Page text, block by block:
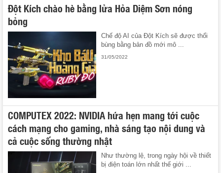
Đột Kích chào hè bằng lửa Hỏa Diệm Sơn nóng
bỏng
Chế độ AI của Đột Kích sẽ được thổi
bùng bằng bản đồ mới mô ...
31/05/2022
COMPUTEX 2022: NVIDIA hứa hẹn mang tới cuộc
cách mạng cho gaming, nhà sáng tạo nội dung và
cả cuộc sống thường nhật
Như thường lệ, trong ngày hội về thiết
bị điện toán lớn nhất thế giới ...